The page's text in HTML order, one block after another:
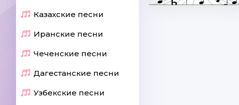
Казахские песни
Иранские песни
Чеченские песни
Дагестанские песни
Узбекские песни